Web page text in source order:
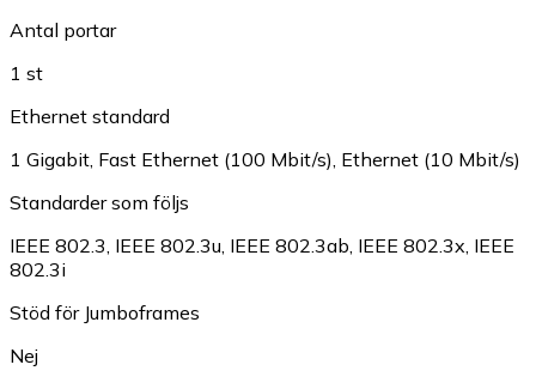
Antal portar
1 st
Ethernet standard
1 Gigabit Fast Ethernet (100 Mbit/s) Ethernet (10 Mbit/s)
Standarder som följs
IEEE 802.3 IEEE 802.3u IEEE 802.3ab IEEE 802.3x IEEE
802.3i
Stöd för Jumboframes
Nej